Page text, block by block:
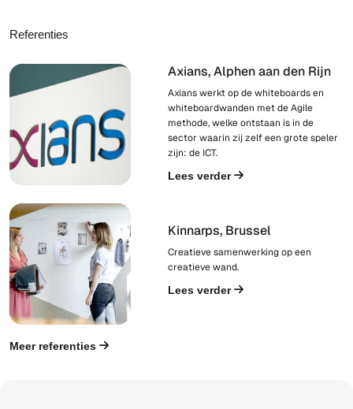
Referenties
Axians, Alphen aan den Rijn
Axians werkt op de whiteboards en
whiteboardwanden met de Agile
methode, welke ontstaan is in de
sector waarin zij zelf een grote speler
zijn: de ICT.
Lees verder
Kinnarps, Brussel
Creatieve samenwerking op een
creatieve wand.
Lees verder
Meer referenties